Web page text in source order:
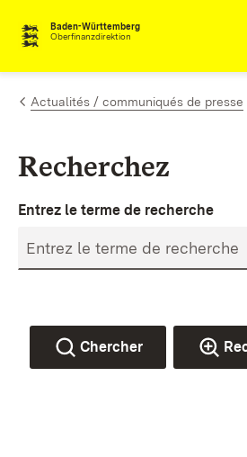
Passer au contenu
Baden-Württemberg
Oberfinanzdirektion
Actualités / communiqués de presse
Recherchez
Entrez le terme de recherche
Chercher